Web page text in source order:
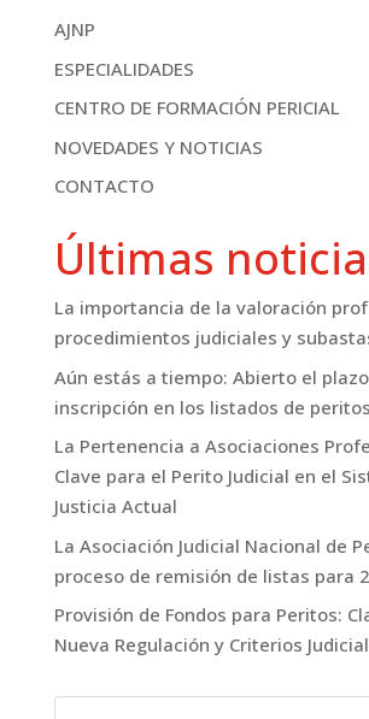
AJNP
ESPECIALIDADES
CENTRO DE FORMACIÓN PERICIAL
NOVEDADES Y NOTICIAS
CONTACTO
Últimas
La importancia de la valoración
procedimientos judiciales y
Aún estás a tiempo: Abierto el
inscripción en los listados de
La Pertenencia a Asociaciones
Clave para el Perito Judicial en el
Justicia Actual
La Asociación Judicial Nacional de
proceso de remisión de listas para
Provisión de Fondos para Peritos:
Nueva Regulación y Criterios